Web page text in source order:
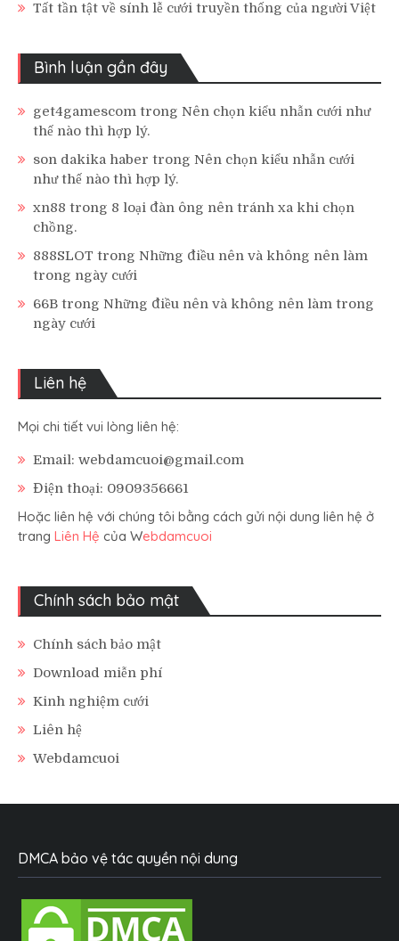
Tất tần tật về sính lễ cưới truyền thống của người Việt
Bình luận gần đây
get4gamescom trong Nên chọn kiểu nhẫn cưới như
thế nào thì hợp lý.
son dakika haber trong Nên chọn kiểu nhẫn cưới
như thế nào thì hợp lý.
xn88 trong 8 loại đàn ông nên tránh xa khi chọn
chồng.
888SLOT trong Những điều nên và không nên làm
trong ngày cưới
66B trong Những điều nên và không nên làm trong
ngày cưới
Liên hệ
Mọi chi tiết vui lòng liên hệ:
Email: webdamcuoi@gmail.com
Điện thoại: 0909356661
Hoặc liên hệ với chúng tôi bằng cách gửi nội dung liên hệ ở
trang Liên Hệ của Webdamcuoi
Chính sách bảo mật
Chính sách bảo mật
Download miễn phí
Kinh nghiệm cưới
Liên hệ
Webdamcuoi
DMCA bảo vệ tác quyền nội dung